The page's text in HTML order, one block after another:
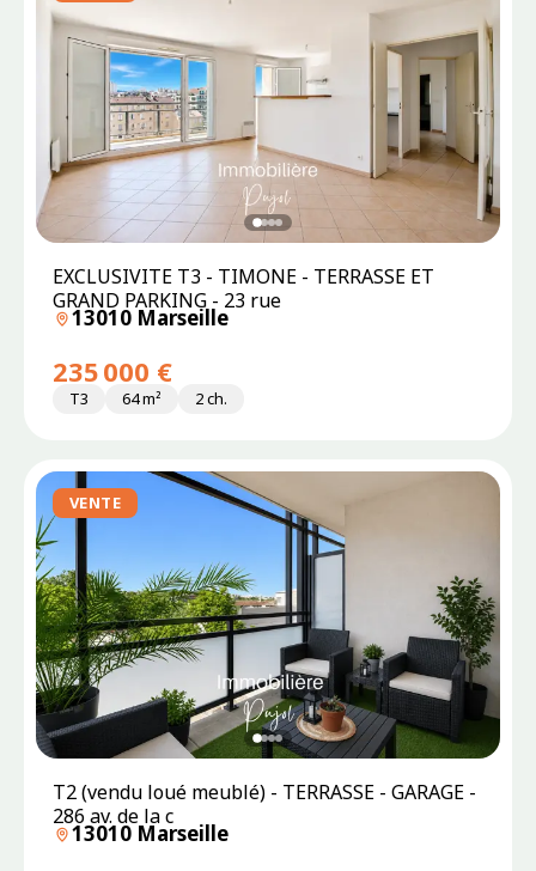
EXCLUSIVITE T3 - TIMONE - TERRASSE ET
GRAND PARKING - 23 rue
13010 Marseille
235 000 €
T3 64 m² 2 ch.
VENTE
T2 (vendu loué meublé) - TERRASSE - GARAGE -
286 av. de la c
13010 Marseille